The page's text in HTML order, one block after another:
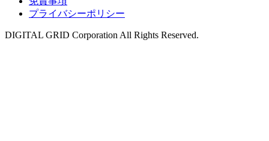
プライバシーポリシー
DIGITAL GRID Corporation All Rights Reserved.